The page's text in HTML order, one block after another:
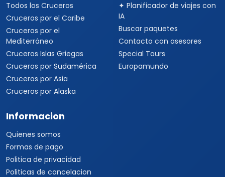
Todos los Cruceros
Cruceros por el Caribe
Cruceros por el
Mediterráneo
Cruceros Islas Griegas
Cruceros por Sudamérica
Cruceros por Asia
Cruceros por Alaska
✦ Planificador de viajes con
IA
Buscar paquetes
Contacto con asesores
Special Tours
Europamundo
Informacion
Quienes somos
Formas de pago
Politica de privacidad
Politicas de cancelacion